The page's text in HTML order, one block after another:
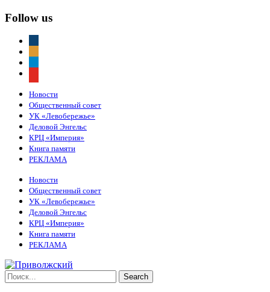
Follow us
Новости
Общественный совет
УК «Левобережье»
Деловой Энгельс
КРЦ «Империя»
Книга памяти
РЕКЛАМА
Новости
Общественный совет
УК «Левобережье»
Деловой Энгельс
КРЦ «Империя»
Книга памяти
РЕКЛАМА